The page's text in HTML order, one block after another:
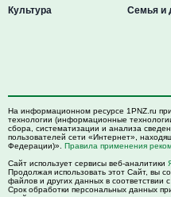
Культура
Семья и
На информационном ресурсе 1PNZ.ru
технологии (информационные
сбора, систематизации и анализа
пользователей сети «Интернет»,
Федерации)». Правила применения
Сайт использует сервисы веб-аналитики
Продолжая использовать этот Сайт, вы
файлов и других данных в соответствии
Срок обработки персональных данных